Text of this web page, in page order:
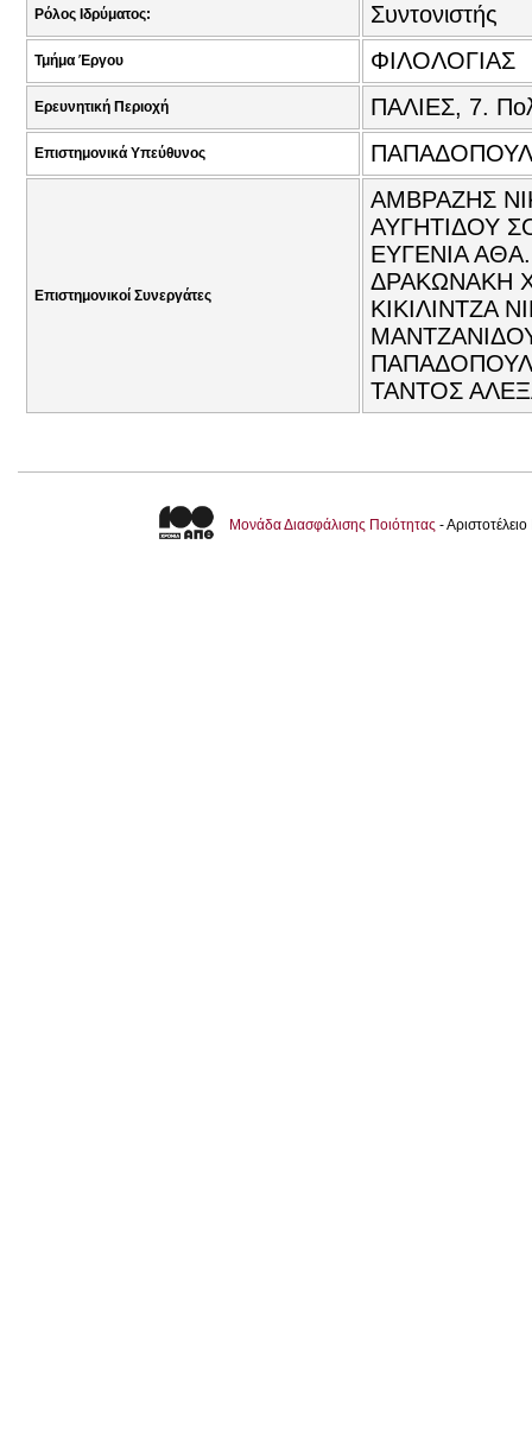
Ρόλος Ιδρύματος: Συντονιστής
Τμήμα Έργου ΦΙΛΟΛΟΓΙΑΣ
Ερευνητική Περιοχή ΠΑΛΙΕΣ, 7.
Επιστημονικά Υπεύθυνος
Επιστημονικοί Συνεργάτες
ΑΜΒΡΑΖΗΣ
ΑΥΓΗΤΙΔΟΥ
ΕΥΓΕΝΙΑ
ΔΡΑΚΩΝΑΚΗ
ΚΙΚΙΛΙΝΤΖΑ
ΤΑΝΤΟΣ
Μονάδα Διασφάλισης Ποιότητας -